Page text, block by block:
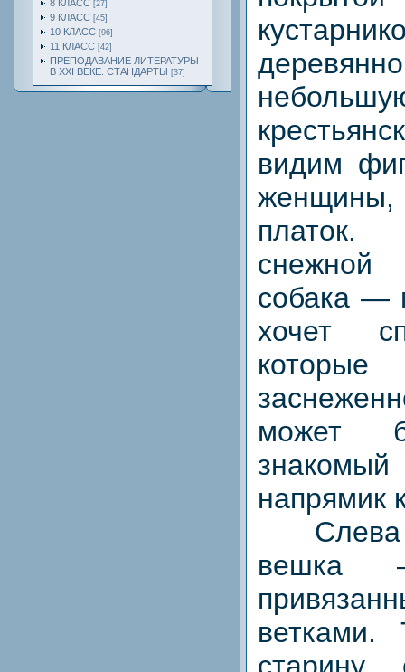
8 КЛАСС [27]
9 КЛАСС [45]
10 КЛАСС [96]
11 КЛАСС [42]
ПРЕПОДАВАНИЕ ЛИТЕРАТУРЫ
В XXI ВЕКЕ. СТАНДАРТЫ [37]
видим
снежной
собака —
хочет
может
напрямик
Слева
старину